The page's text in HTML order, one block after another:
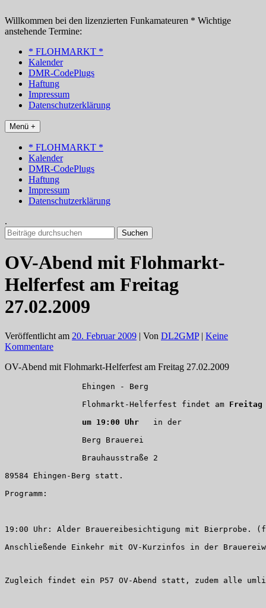
Inhalt
springen
Willkommen bei den lizenzierten Funkamateuren * Wichtige
anstehende Termine:
* FLOHMARKT *
Kalender
DMR-CodePlugs
Haftung
Impressum
Datenschutzerklärung
Menü +
* FLOHMARKT *
Kalender
DMR-CodePlugs
Haftung
Impressum
Datenschutzerklärung
.
Suchen
nach:
OV-Abend mit Flohmarkt-
Helferfest am Freitag
27.02.2009
Veröffentlicht am 20. Februar 2009 | Von DL2GMP| Keine
Kommentare
OV-Abend mit Flohmarkt-Helferfest am Freitag 27.02.2009
Ehingen - Berg
Flohmarkt-Helferfest findet am Freitag
um 19:00 Uhr
in der
Berg Brauerei
Brauhausstraße 2
89584 Ehingen-Berg statt.
Programm:
19:00 Uhr: Alder Brauereibesichtigung mit Bierprobe.
Anschließende Einkehr mit OV-Kurzinfos in der
Zugleich findet ein P57 OV-Abend statt, zudem alle